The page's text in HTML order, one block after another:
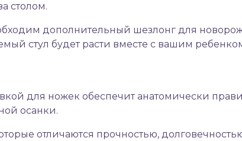
столом.
дополнительный шезлонг для
стул будет расти вместе с вашим
для ножек обеспечит анатомически
осанки.
отличаются прочностью,